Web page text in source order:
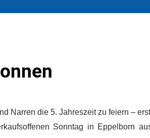
Narren die 5. Jahreszeit zu feiern –
Sonntag in Eppelborn